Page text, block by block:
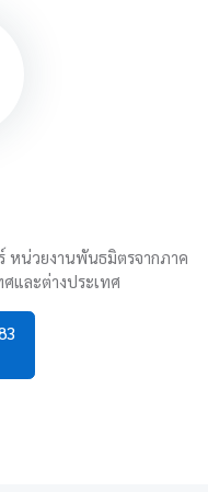
หน่วยงานพันธมิตรจากภาค
และต่างประเทศ